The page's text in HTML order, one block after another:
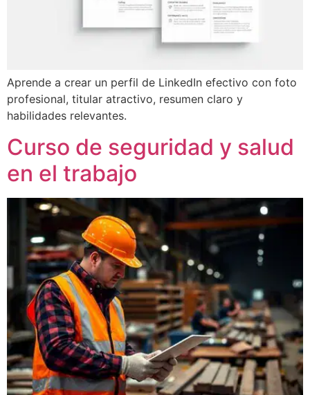
Aprende a crear un perfil de LinkedIn efectivo con foto
profesional, titular atractivo, resumen claro y
habilidades relevantes.
Curso de seguridad y salud
en el trabajo